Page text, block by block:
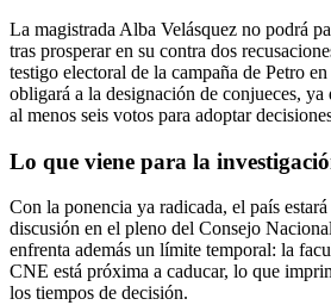
La magistrada Alba Velásquez no podrá
tras prosperar en su contra dos
testigo electoral de la campaña de Petro
obligará a la designación de conjueces, ya
al menos seis votos para adoptar
Lo que viene para la
Con la ponencia ya radicada, el país
discusión en el pleno del Consejo
enfrenta además un límite temporal: la
CNE está próxima a caducar, lo que
los tiempos de decisión.